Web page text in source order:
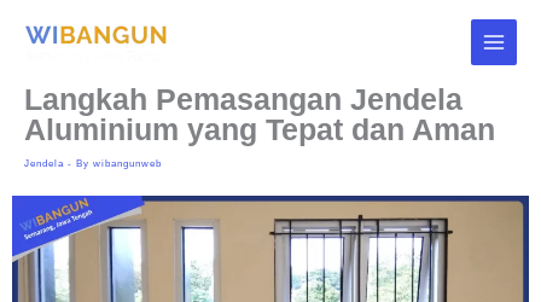
Langkah Pemasangan Jendela
Aluminium yang Tepat dan Aman
Jendela - By wibangunweb